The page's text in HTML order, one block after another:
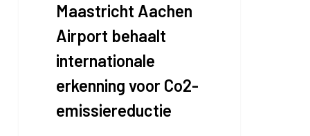
Maastricht Aachen
Airport behaalt
internationale
erkenning voor Co2-
emissiereductie